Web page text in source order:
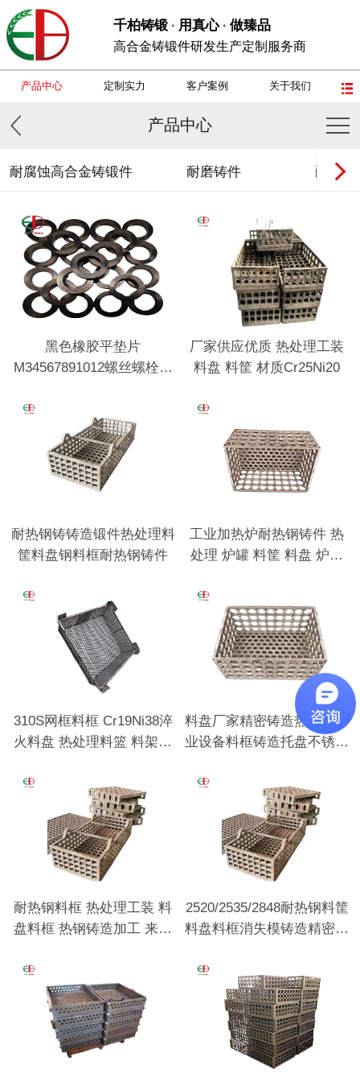
千柏铸锻· 用真心· 做臻品
高合金铸锻件研发生产定制服务商
产品中心 定制实力 客户案例 关于我们
产品中心
耐腐蚀高合金铸锻件 耐磨铸件 耐热钢
黑色橡胶平垫片
M34567891012螺丝螺栓用
厂家供应优质 热处理工装
料盘 料筐 材质Cr25Ni20
耐热钢铸铸造锻件热处理料
筐料盘钢料框耐热钢铸件
工业加热炉耐热钢铸件 热
处理 炉罐 料筐 料盘 炉底
310S网框料框 Cr19Ni38淬
火料盘 热处理料篮 料架工
料盘厂家精密铸造热处理行
业设备料框铸造托盘不锈钢
耐热钢料框 热处理工装 料
盘料框 热钢铸造加工 来图
2520/2535/2848耐热钢料筐
料盘料框消失模铸造精密铸